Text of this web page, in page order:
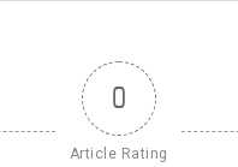
0
Article Rating